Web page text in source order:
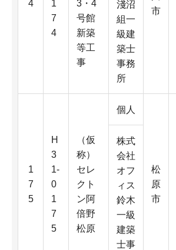
4
1
7
4
3・4
号館
新築
等工
事
市
淺沼
組一
級建
築士
事務
所
1
7
5
H
3
1-
0
1
7
5
（仮
称）
セレ
クト
ン阿
倍野
松原
個人
松
原
市
株式
会社
オフ
ィス
鈴木
一級
建築
士事